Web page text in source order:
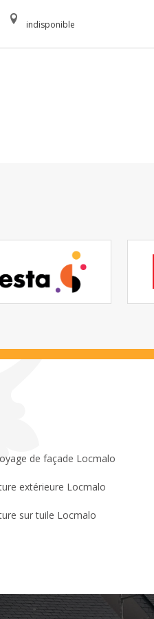
indisponible
de façade Locmalo
extérieure Locmalo
sur tuile Locmalo